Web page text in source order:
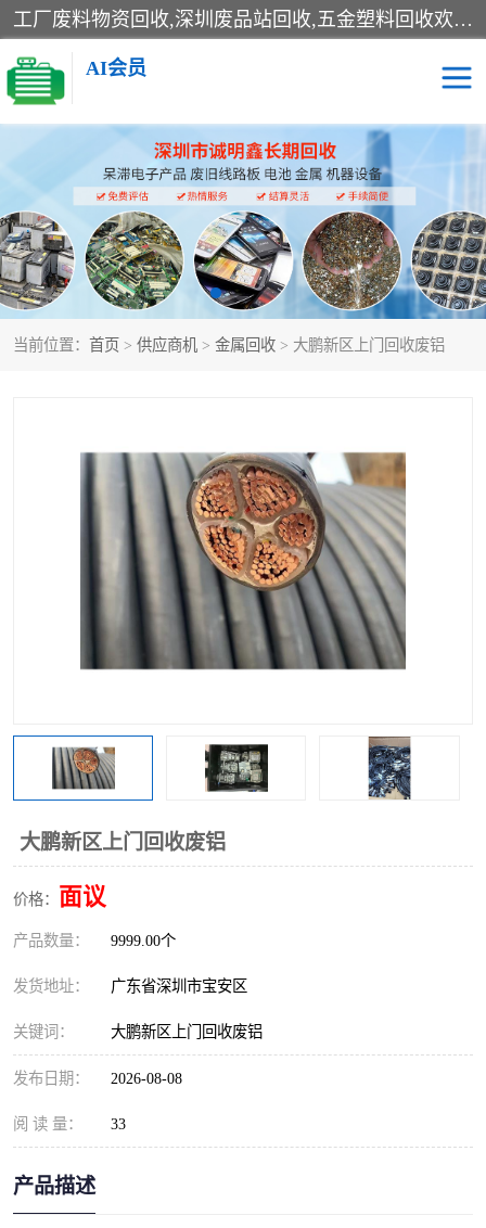
工厂废料物资回收,深圳废品站回收,五金塑料回收欢迎有金属、塑料、电子、电线、废旧设备、废铜、锡渣、线路板、镀银废料、废IC、电子零件、电子脚，等其他废旧物资的单位及个人联系洽谈。对提供息者我们可以提供优厚的业务提成（佣金）。
AI会员
当前位置： 首页 > 供应商机 > 金属回收 > 大鹏新区上门回收废铝
大鹏新区上门回收废铝
价格： 面议
产品数量： 9999.00个
发货地址： 广东省深圳市宝安区
关键词： 大鹏新区上门回收废铝
发布日期： 2026-08-08
阅 读 量： 33
产品描述
线路板回收 电子回收
电子产品回收 电池回收
金属回收 机器设备回收